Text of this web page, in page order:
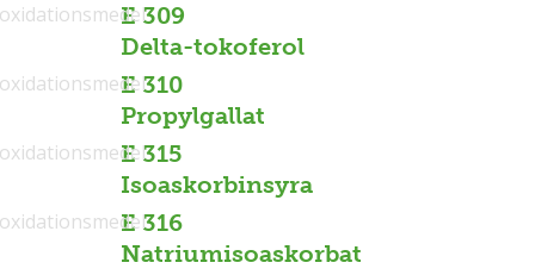
E 309
Delta-tokoferol
E 310
Propylgallat
E 315
Isoaskorbinsyra
E 316
Natriumisoaskorbat